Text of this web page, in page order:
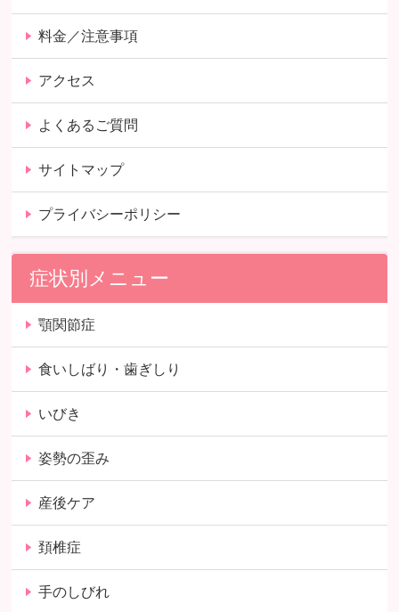
料金／注意事項
アクセス
よくあるご質問
サイトマップ
プライバシーポリシー
症状別メニュー
顎関節症
食いしばり・歯ぎしり
いびき
姿勢の歪み
産後ケア
頚椎症
手のしびれ